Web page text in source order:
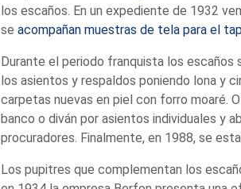
los escaños. En un expediente de 1932
se acompañan muestras de tela para el
Durante el periodo franquista los escaños
los asientos y respaldos poniendo lona y
carpetas nuevas en piel con forro moaré.
banco o diván por asientos individuales y
procuradores. Finalmente, en 1988, se
Los pupitres que complementan los